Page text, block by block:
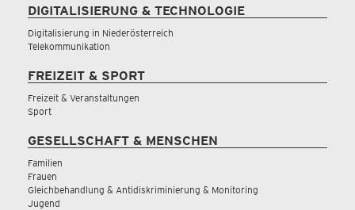
DIGITALISIERUNG & TECHNOLOGIE
Digitalisierung in Niederösterreich
Telekommunikation
FREIZEIT & SPORT
Freizeit & Veranstaltungen
Sport
GESELLSCHAFT & MENSCHEN
Familien
Frauen
Gleichbehandlung & Antidiskriminierung & Monitoring
Jugend